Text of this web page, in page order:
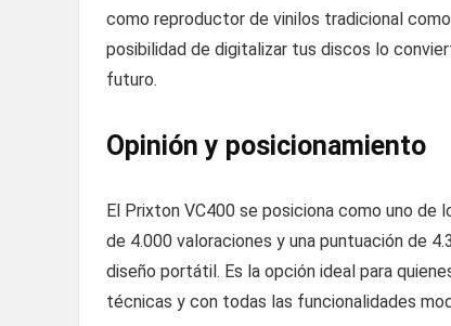
como reproductor de vinilos tradicional
posibilidad de digitalizar tus discos lo
futuro.
Opinión y posicionamiento
El Prixton VC400 se posiciona como uno de
de 4.000 valoraciones y una puntuación de
diseño portátil. Es la opción ideal para
técnicas y con todas las funcionalidades